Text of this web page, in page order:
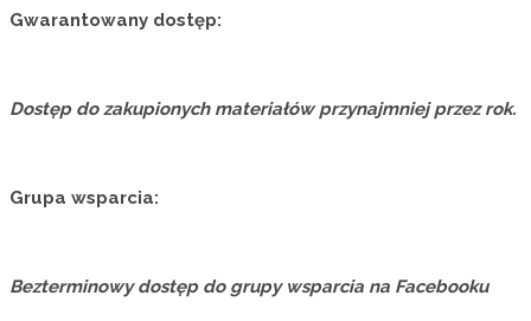
Gwarantowany dostęp:
Dostęp do zakupionych materiałów przynajmniej przez rok.
Grupa wsparcia:
Bezterminowy dostęp do grupy wsparcia na Facebooku